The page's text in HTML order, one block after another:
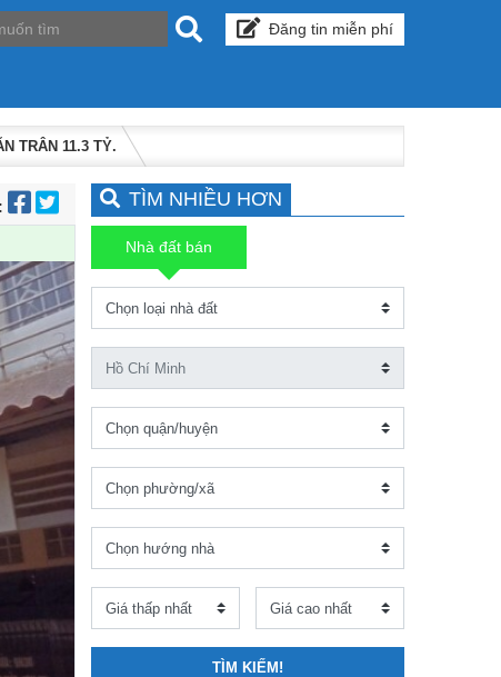
Đăng tin miễn phí
TRÂN 11.3 TỶ.
TÌM NHIỀU HƠN
Nhà đất bán
TÌM KIẾM!